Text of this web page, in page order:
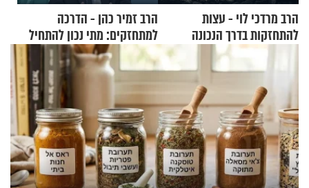
הרב מרדכי לוי - עצות
להתחזקות בדרך הנכונה
הרב זמיר כהן - הדרכה
למתחזקים: מתי נכון להתחיל
עם לבישת הציצית?